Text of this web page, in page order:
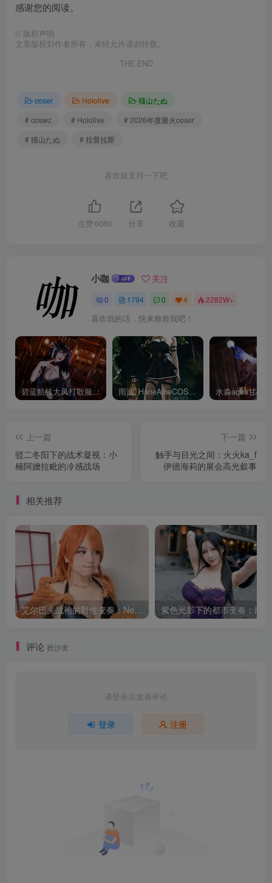
感谢您的阅读。
© 版权声明
文章版权归作者所有，未经允许请勿转载。
THE END
coser Hololive
猫山たぬ
# coswz
# Hololive
# 2026年度最火coser
# 猫山たぬ
# 拉普拉斯
喜欢就支持一下吧
点赞 6060 分享 收藏
小咖 关注
0 1794 0 4 2282W+
喜欢我的话，快来救救我吧！
碧蓝航线大凤打歌服有多甜？看看水淼aquaCOS版本就知道 雨波_HaneAmeCOS：演绎尤贝尔的美丽与死亡的微笑
上一篇
驳二冬阳下的战术凝视：小
楠阿嬤拉毗的冷感战场
下一篇
触手与目光之间：火火ka_f
伊德海莉的展会高光叙事
相关推荐
艾尔巴夫战袍的野性变奏：Neomachiii娜美的巨人岛叙事
评论 抢沙发
请登录后发表评论
登录 注册